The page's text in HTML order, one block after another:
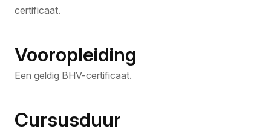
certificaat.
Vooropleiding
Een geldig BHV-certificaat.
Cursusduur